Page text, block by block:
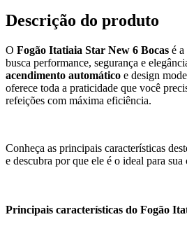
Descrição do produto
O Fogão Itatiaia Star New 6 Bocas é
busca performance, segurança e
acendimento automático e design
oferece toda a praticidade que você
refeições com máxima eficiência.
Conheça as principais características
e descubra por que ele é o ideal para sua
Principais características do Fogão